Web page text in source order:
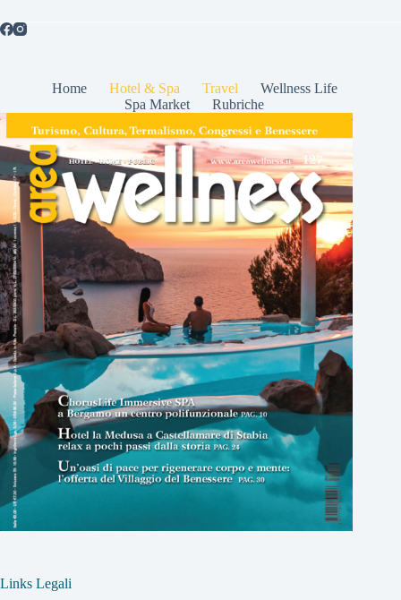
Home Hotel & Spa Travel
Wellness Life
Spa Market
Rubriche
Links Legali